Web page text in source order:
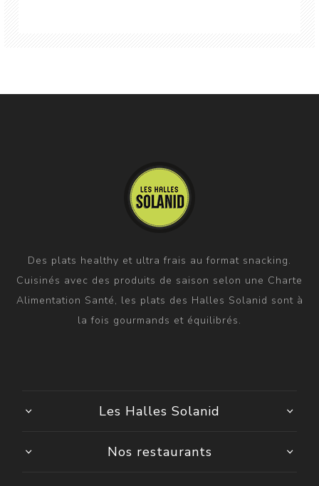
Des plats healthy et ultra frais au format snacking.
Cuisinés avec des produits de saison selon une Charte
Alimentation Santé, les plats des Halles Solanid sont à
la fois gourmands et équilibrés.
Les Halles Solanid
Nos restaurants